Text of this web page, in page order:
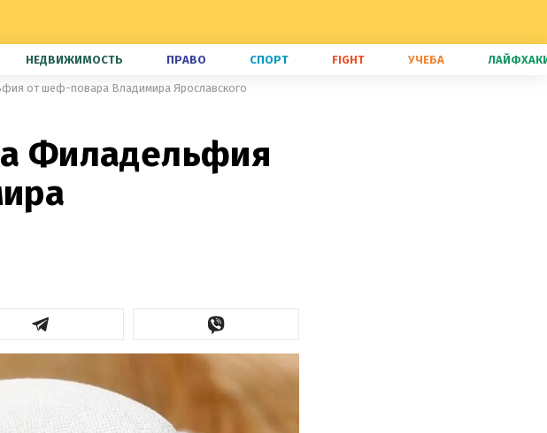
НЕДВИЖИМОСТЬ ПРАВО СПОРТ FIGHT УЧЕБА
от шеф-повара Владимира Ярославского
Филадельфия